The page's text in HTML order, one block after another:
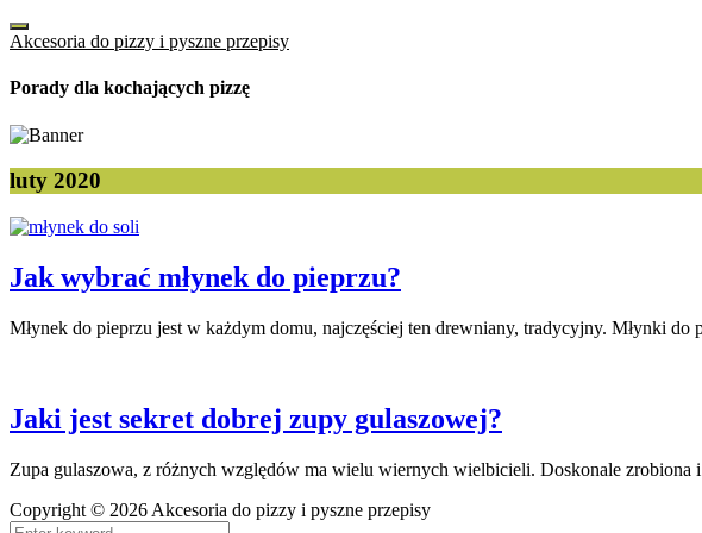
Akcesoria do pizzy i pyszne przepisy
Porady dla kochających pizzę
luty 2020
Jak wybrać młynek do pieprzu?
Młynek do pieprzu jest w każdym domu, najczęściej ten drewniany, tradycyjny. Młynki
Jaki jest sekret dobrej zupy gulaszowej?
Zupa gulaszowa, z różnych względów ma wielu wiernych wielbicieli. Doskonale
Copyright © 2026 Akcesoria do pizzy i pyszne przepisy